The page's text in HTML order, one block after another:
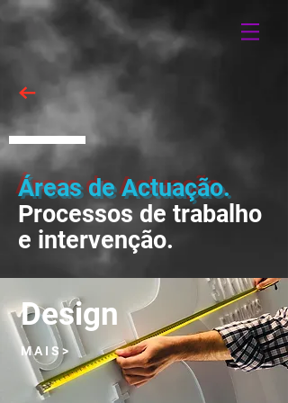
Áreas de Actuação.
Processos de trabalho
e intervenção.
Design
M A I S >